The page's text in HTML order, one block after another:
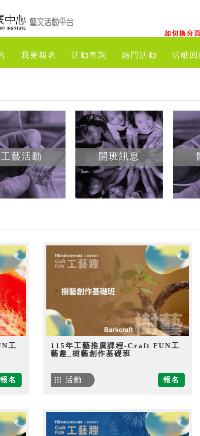
如切換分
我要報名 活動查詢 熱門活動 活動回
工藝活動 開班訊息
工
報名
115年工藝推廣課程-Craft FUN工
藝趣_樹藝創作基礎班
報名
活動